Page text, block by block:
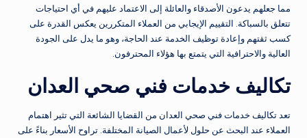
مما جعلهم يدعون الأصدقاء والعائلة إلى الاعتماد عليهم في أي احتياجات
تتعلق بالسباكة. التقييم الإيجابي من العملاء المتكررين يعكس القدرة على
كسب ثقتهم وإعادة توظيف الخدمة عند الحاجة، وهو ما يدل على الجودة
العالية والاحترافية التي يتمتع بها هؤلاء المحترفون.
تكاليف خدمات فني صحي العدان
تعد تكاليف خدمات فني صحي العدان من القضايا الشائعة التي تثير اهتمام
العملاء عند البحث عن حلول لأعمال الصيانة المختلفة. تراوح الأسعار بناءً على